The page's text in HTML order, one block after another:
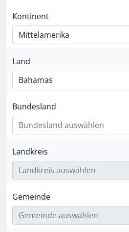
Kontinent
Mittelamerika
Land
Bahamas
Bundesland
Bundesland auswählen
Landkreis
Landkreis auswählen
Gemeinde
Gemeinde auswählen